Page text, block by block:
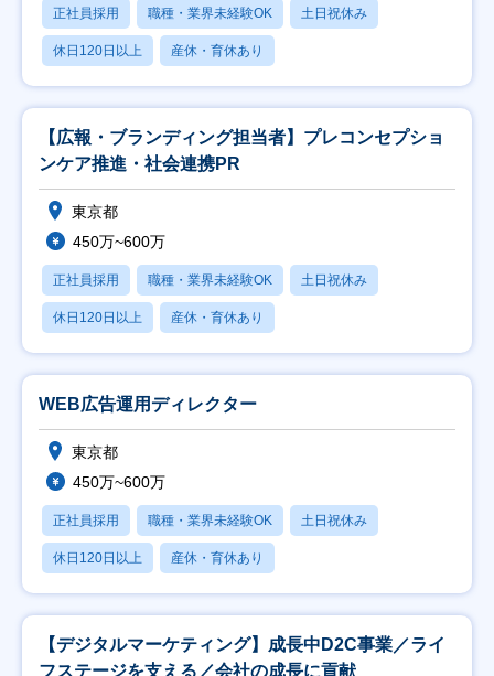
正社員採用 職種・業界未経験OK 土日祝休み
休日120日以上 産休・育休あり
【広報・ブランディング担当者】プレコンセプショ
ンケア推進・社会連携PR
東京都
450万~600万
正社員採用 職種・業界未経験OK 土日祝休み
休日120日以上 産休・育休あり
WEB広告運用ディレクター
東京都
450万~600万
正社員採用 職種・業界未経験OK 土日祝休み
休日120日以上 産休・育休あり
【デジタルマーケティング】成長中D2C事業／ライ
フステージを支える／会社の成長に貢献